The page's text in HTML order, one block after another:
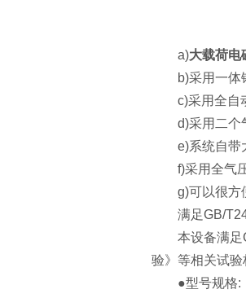
a)大载荷电
b)采用一体铸
c)采用全自动
d)采用二个气
e)系统自带大
f)采用全气压
g)可以很方便
满足GB/
本设备满足
验》等相关试
●型号规格: